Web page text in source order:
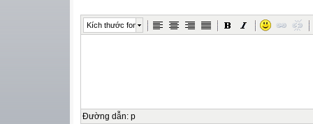
Kích thước font
Đường dẫn: p